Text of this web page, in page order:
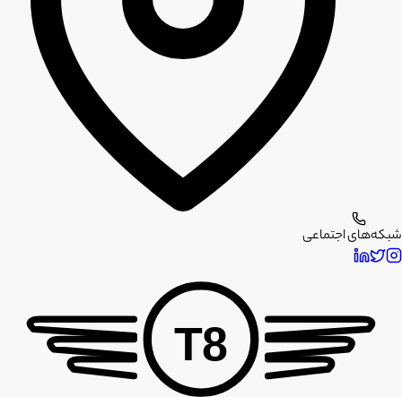
شبکه‌های اجتماعی
T8